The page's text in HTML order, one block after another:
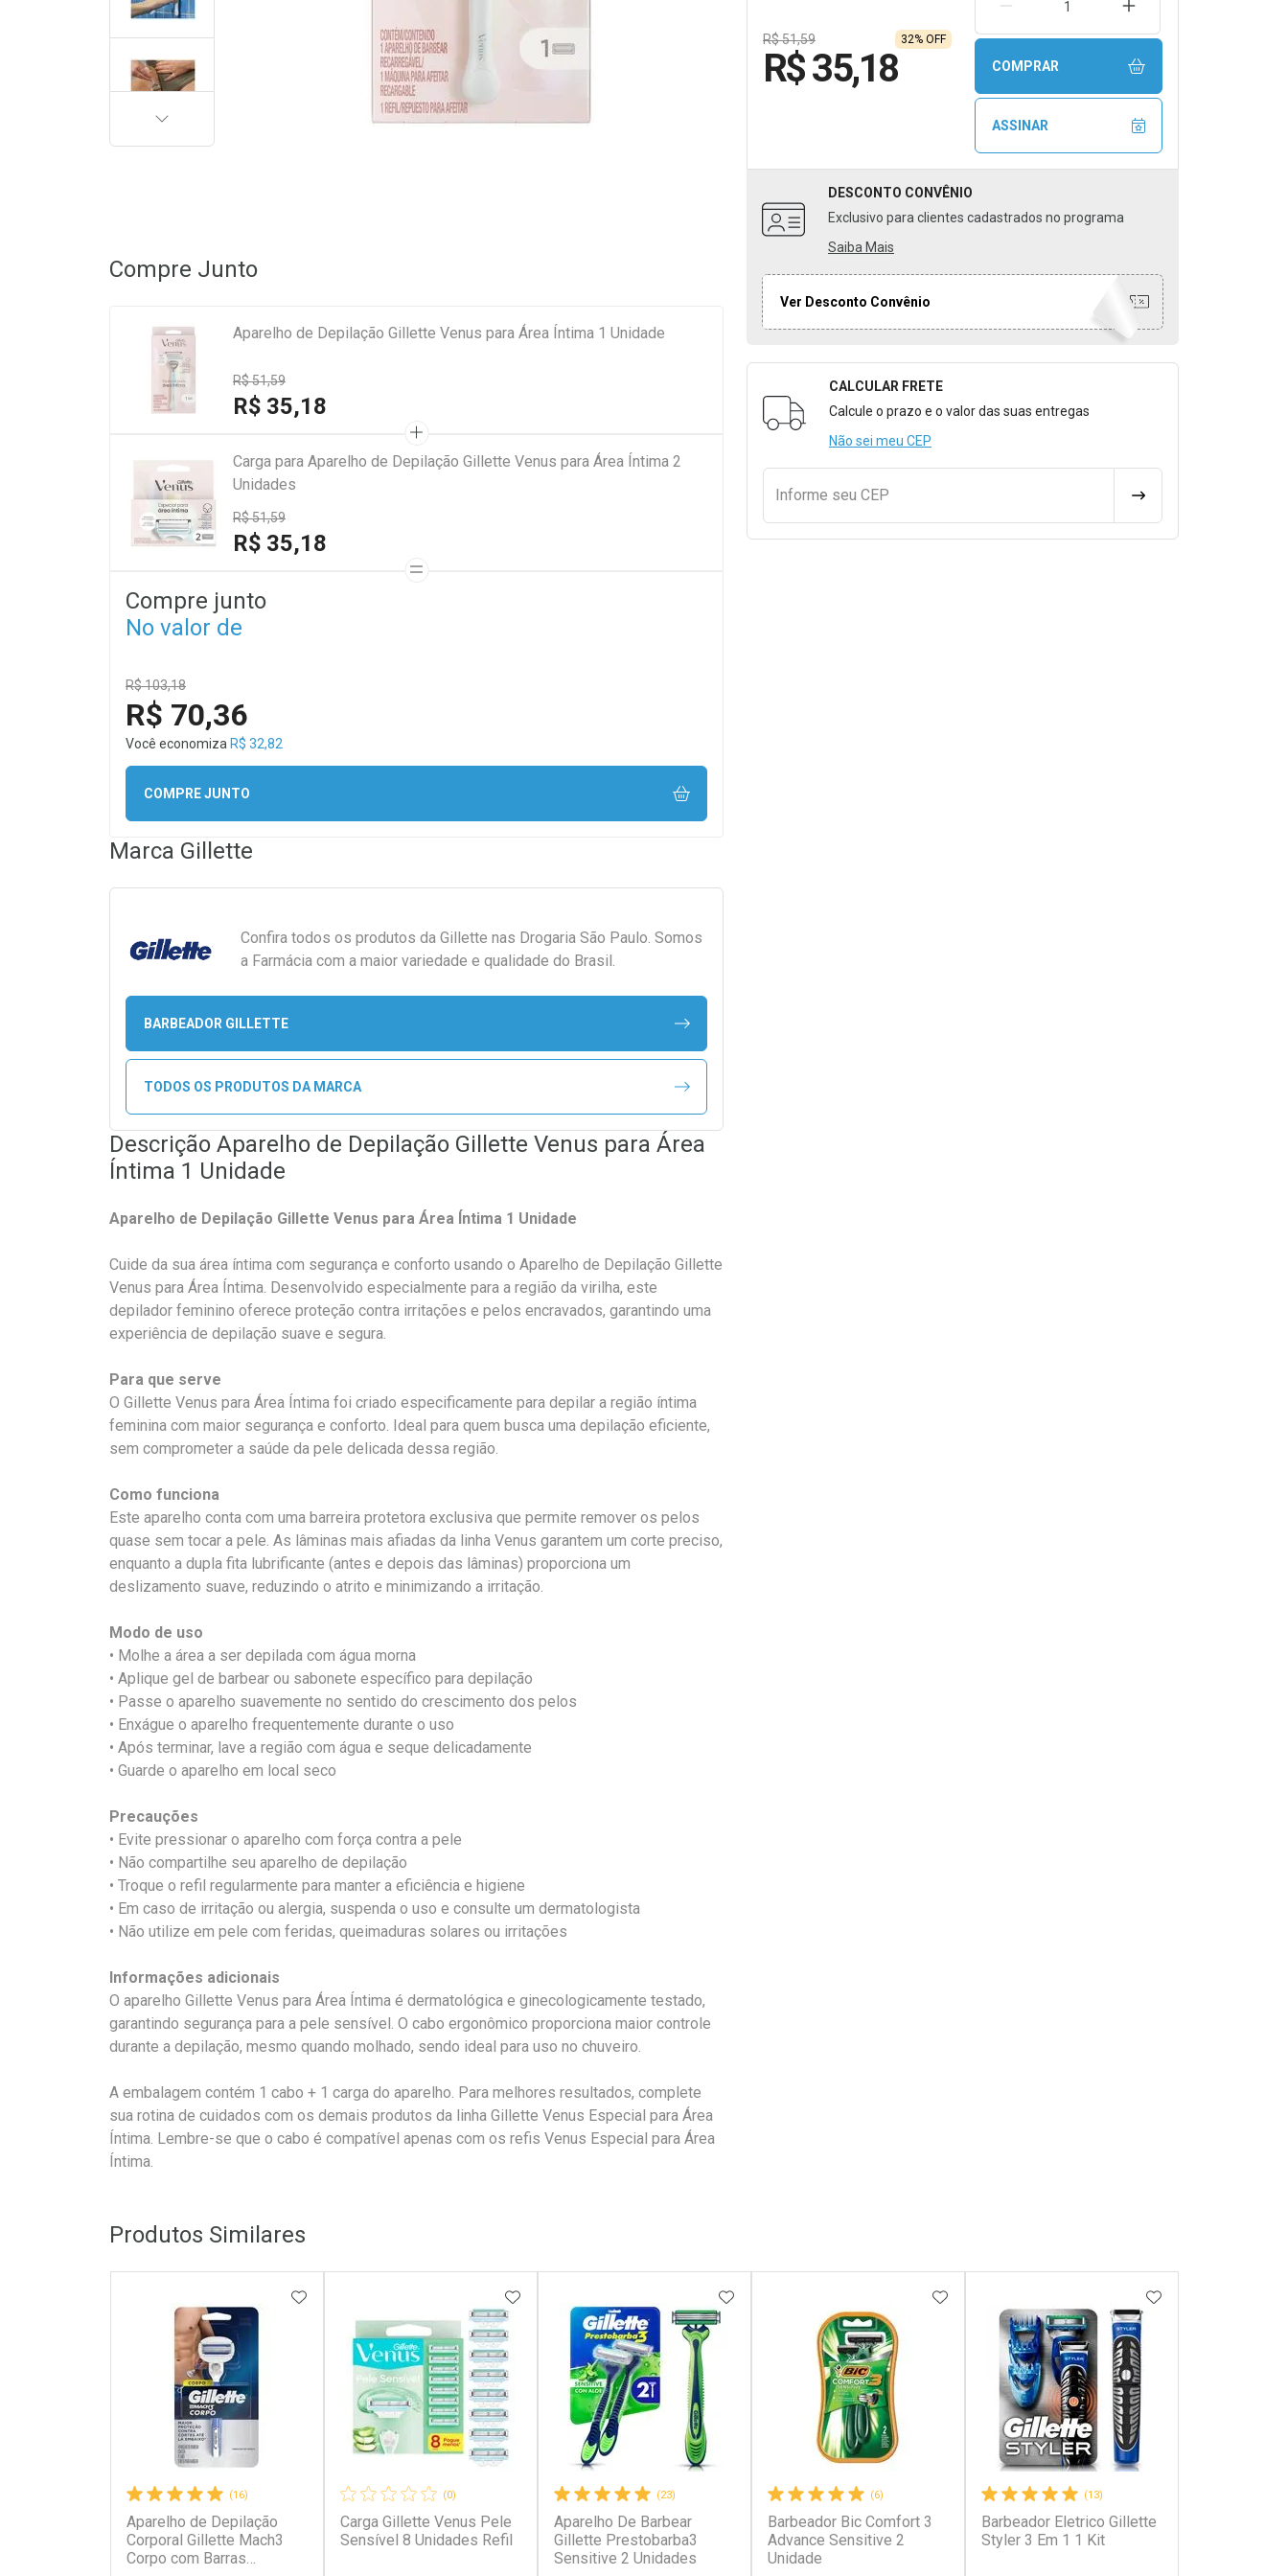
R$ 51,59 32% OFF
R$ 35,18
REMOVER UMA UNIDADEAUMENTAR UMA
COMPRAR
ASSINAR
DESCONTO CONVÊNIO
Exclusivo para clientes cadastrados no programa
Saiba Mais
Ver Desconto Convênio
Formulário para Calcular o Frete
CALCULAR FRETE
Calcule o prazo e o valor das suas entregas
Não sei meu CEP
Informe seu CEP CALCULAR FRETE
PRÓXIMA
Compre Junto
Aparelho de Depilação Gillette Venus para Área Íntima 1 Unidade
R$ 51,59
R$ 35,18
Carga para Aparelho de Depilação Gillette Venus para Área Íntima 2
Unidades
R$ 51,59
R$ 35,18
Compre junto
No valor de
R$ 103,18
R$ 70,36
Você economiza R$ 32,82
COMPRE JUNTO
Marca Gillette
Confira todos os produtos da Gillette nas Drogaria São Paulo. Somos
a Farmácia com a maior variedade e qualidade do Brasil.
BARBEADOR GILLETTE
TODOS OS PRODUTOS DA MARCA
Descrição Aparelho de Depilação Gillette Venus para Área
Íntima 1 Unidade
Aparelho de Depilação Gillette Venus para Área Íntima 1 Unidade
Cuide da sua área íntima com segurança e conforto usando o Aparelho de Depilação Gillette
Venus para Área Íntima. Desenvolvido especialmente para a região da virilha, este
depilador feminino oferece proteção contra irritações e pelos encravados, garantindo uma
experiência de depilação suave e segura.
Para que serve
O Gillette Venus para Área Íntima foi criado especificamente para depilar a região íntima
feminina com maior segurança e conforto. Ideal para quem busca uma depilação eficiente,
sem comprometer a saúde da pele delicada dessa região.
Como funciona
Este aparelho conta com uma barreira protetora exclusiva que permite remover os pelos
quase sem tocar a pele. As lâminas mais afiadas da linha Venus garantem um corte preciso,
enquanto a dupla fita lubrificante (antes e depois das lâminas) proporciona um
deslizamento suave, reduzindo o atrito e minimizando a irritação.
Modo de uso
• Molhe a área a ser depilada com água morna
• Aplique gel de barbear ou sabonete específico para depilação
• Passe o aparelho suavemente no sentido do crescimento dos pelos
• Enxágue o aparelho frequentemente durante o uso
• Após terminar, lave a região com água e seque delicadamente
• Guarde o aparelho em local seco
Precauções
• Evite pressionar o aparelho com força contra a pele
• Não compartilhe seu aparelho de depilação
• Troque o refil regularmente para manter a eficiência e higiene
• Em caso de irritação ou alergia, suspenda o uso e consulte um dermatologista
• Não utilize em pele com feridas, queimaduras solares ou irritações
Informações adicionais
O aparelho Gillette Venus para Área Íntima é dermatológica e ginecologicamente testado,
garantindo segurança para a pele sensível. O cabo ergonômico proporciona maior controle
durante a depilação, mesmo quando molhado, sendo ideal para uso no chuveiro.
A embalagem contém 1 cabo + 1 carga do aparelho. Para melhores resultados, complete
sua rotina de cuidados com os demais produtos da linha Gillette Venus Especial para Área
Íntima. Lembre-se que o cabo é compatível apenas com os refis Venus Especial para Área
Íntima.
Produtos Similares
(16)
Aparelho de Depilação
Corporal Gillette Mach3
Corpo com Barras
ADICIONAR AOS FAVORITOS
(0)
Carga Gillette Venus Pele
Sensível 8 Unidades Refil
ADICIONAR AOS FAVORITOS
(23)
Aparelho De Barbear
Gillette Prestobarba3
Sensitive 2 Unidades
ADICIONAR AOS FAVORITOS
(6)
Barbeador Bic Comfort 3
Advance Sensitive 2
Unidade
ADICIONAR AOS FAVORITOS
(13)
Barbeador Eletrico Gillette
Styler 3 Em 1 1 Kit
ADICIONAR AOS